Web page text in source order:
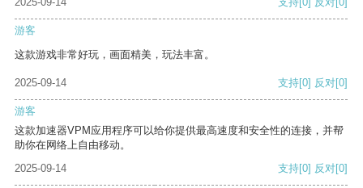
游客
这款游戏非常好玩，画面精美，玩法丰富。
2025-09-14 支持[0] 反对[0]
游客
这款加速器VPM应用程序可以给你提供最高速度和安全性的连接，并帮
助你在网络上自由移动。
2025-09-14
支持[0] 反对[0]